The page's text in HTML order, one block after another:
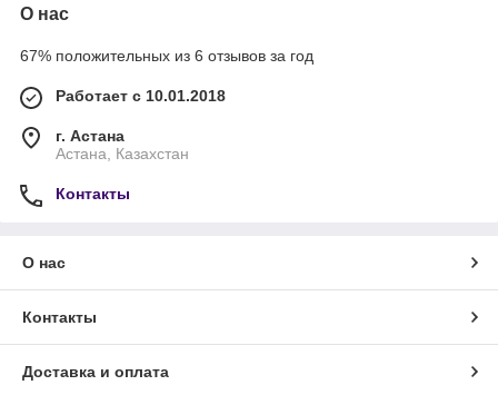
О нас
67% положительных из 6 отзывов за год
Работает с 10.01.2018
г. Астана
Астана, Казахстан
Контакты
О нас
Контакты
Доставка и оплата